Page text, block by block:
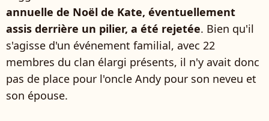
annuelle de Noël de Kate, éventuellement
assis derrière un pilier, a été rejetée. Bien qu'il
s'agisse d'un événement familial, avec 22
membres du clan élargi présents, il n'y avait donc
pas de place pour l'oncle Andy pour son neveu et
son épouse.